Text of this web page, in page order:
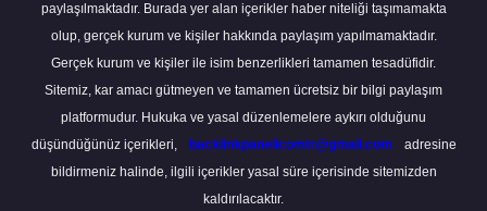
paylaşılmaktadır. Burada yer alan içerikler haber niteliği taşımamakta
olup, gerçek kurum ve kişiler hakkında paylaşım yapılmamaktadır.
Gerçek kurum ve kişiler ile isim benzerlikleri tamamen tesadüfidir.
Sitemiz, kar amacı gütmeyen ve tamamen ücretsiz bir bilgi paylaşım
platformudur. Hukuka ve yasal düzenlemelere aykırı olduğunu
düşündüğünüz içerikleri,
backlinkpanelicomtr@gmail.com
adresine
bildirmeniz halinde, ilgili içerikler yasal süre içerisinde sitemizden
kaldırılacaktır.